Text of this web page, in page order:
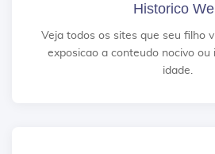
Historico
Veja todos os sites que seu filho
exposicao a conteudo nocivo ou
idade.